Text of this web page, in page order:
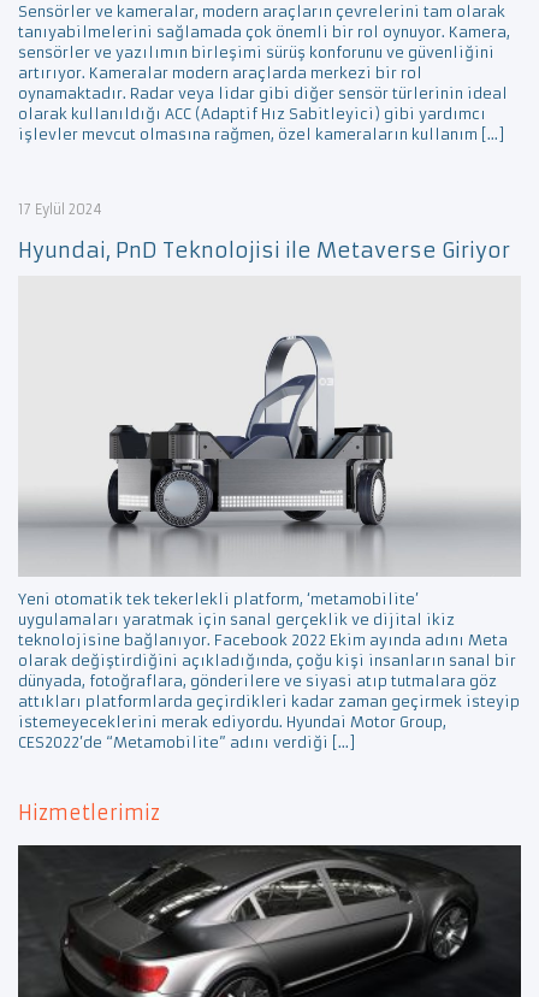
Sensörler ve kameralar, modern araçların çevrelerini tam olarak
tanıyabilmelerini sağlamada çok önemli bir rol oynuyor. Kamera,
sensörler ve yazılımın birleşimi sürüş konforunu ve güvenliğini
artırıyor. Kameralar modern araçlarda merkezi bir rol
oynamaktadır. Radar veya lidar gibi diğer sensör türlerinin ideal
olarak kullanıldığı ACC (Adaptif Hız Sabitleyici) gibi yardımcı
işlevler mevcut olmasına rağmen, özel kameraların kullanım […]
17 Eylül 2024
Hyundai, PnD Teknolojisi ile Metaverse Giriyor
Yeni otomatik tek tekerlekli platform, ‘metamobilite’
uygulamaları yaratmak için sanal gerçeklik ve dijital ikiz
teknolojisine bağlanıyor. Facebook 2022 Ekim ayında adını Meta
olarak değiştirdiğini açıkladığında, çoğu kişi insanların sanal bir
dünyada, fotoğraflara, gönderilere ve siyasi atıp tutmalara göz
attıkları platformlarda geçirdikleri kadar zaman geçirmek isteyip
istemeyeceklerini merak ediyordu. Hyundai Motor Group,
CES2022’de “Metamobilite” adını verdiği […]
Hizmetlerimiz